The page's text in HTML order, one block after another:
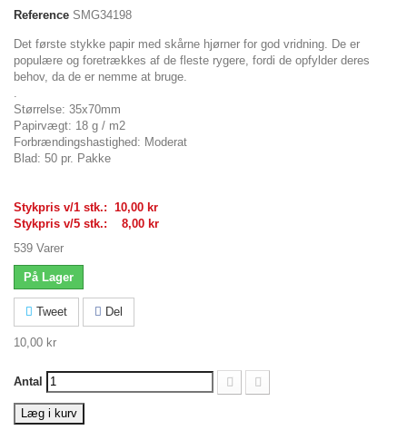
Reference SMG34198
Det første stykke papir med skårne hjørner for god vridning. De er
populære og foretrækkes af de fleste rygere, fordi de opfylder deres
behov, da de er nemme at bruge.
Størrelse: 35x70mm
Papirvægt: 18 g / m2
Forbrændingshastighed: Moderat
Blad: 50 pr. Pakke
Stykpris v/1 stk.: 10,00 kr
Stykpris v/5 stk.: 8,00 kr
539 Varer
På Lager
Tweet Del
10,00 kr
Antal
Læg i kurv